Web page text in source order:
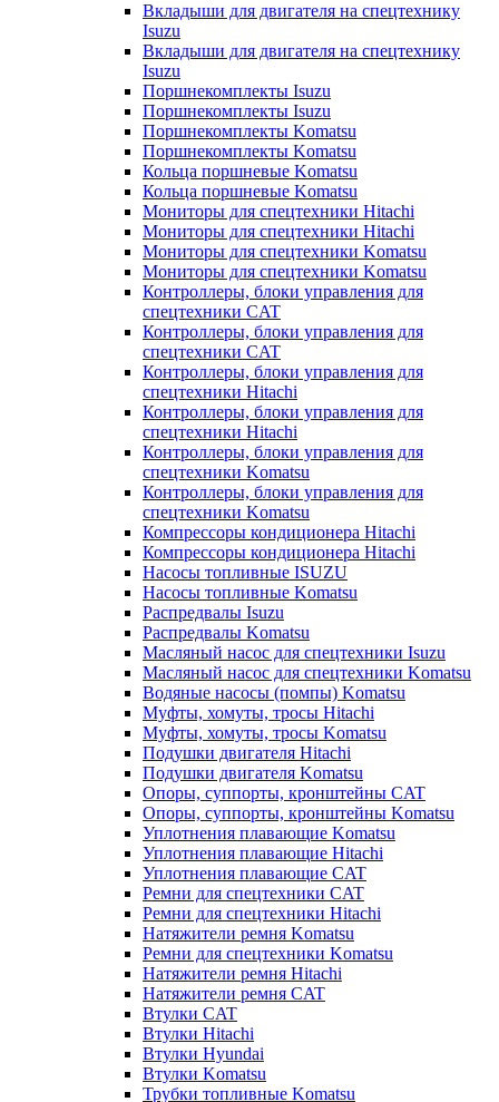
Вкладыши для двигателя на спецтехнику
Isuzu
Вкладыши для двигателя на спецтехнику
Isuzu
Поршнекомплекты Isuzu
Поршнекомплекты Isuzu
Поршнекомплекты Komatsu
Поршнекомплекты Komatsu
Кольца поршневые Komatsu
Кольца поршневые Komatsu
Мониторы для спецтехники Hitachi
Мониторы для спецтехники Hitachi
Мониторы для спецтехники Komatsu
Мониторы для спецтехники Komatsu
Контроллеры, блоки управления для
спецтехники CAT
Контроллеры, блоки управления для
спецтехники CAT
Контроллеры, блоки управления для
спецтехники Hitachi
Контроллеры, блоки управления для
спецтехники Hitachi
Контроллеры, блоки управления для
спецтехники Komatsu
Контроллеры, блоки управления для
спецтехники Komatsu
Компрессоры кондиционера Hitachi
Компрессоры кондиционера Hitachi
Насосы топливные ISUZU
Насосы топливные Komatsu
Распредвалы Isuzu
Распредвалы Komatsu
Масляный насос для спецтехники Isuzu
Масляный насос для спецтехники Komatsu
Водяные насосы (помпы) Komatsu
Муфты, хомуты, тросы Hitachi
Муфты, хомуты, тросы Komatsu
Подушки двигателя Hitachi
Подушки двигателя Komatsu
Опоры, суппорты, кронштейны CAT
Опоры, суппорты, кронштейны Komatsu
Уплотнения плавающие Komatsu
Уплотнения плавающие Hitachi
Уплотнения плавающие CAT
Ремни для спецтехники CAT
Ремни для спецтехники Hitachi
Натяжители ремня Komatsu
Ремни для спецтехники Komatsu
Натяжители ремня Hitachi
Натяжители ремня CAT
Втулки CAT
Втулки Hitachi
Втулки Hyundai
Втулки Komatsu
Трубки топливные Komatsu